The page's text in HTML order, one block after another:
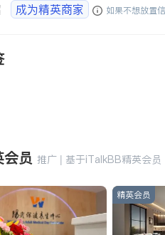
成为精英商家 如果不想放置
会员 推广 | 基于iTalkBB精英会员
精英会员